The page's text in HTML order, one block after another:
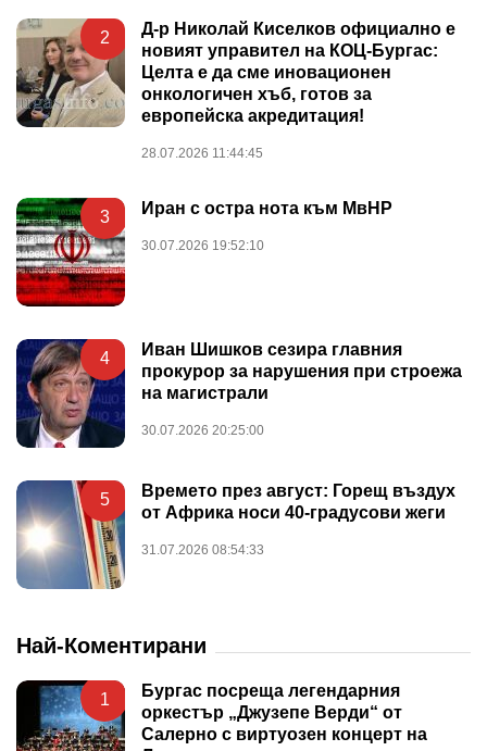
2
Д-р Николай Киселков официално е
новият управител на КОЦ-Бургас:
Целта е да сме иновационен
онкологичен хъб, готов за
европейска акредитация!
28.07.2026 11:44:45
3 Иран с остра нота към МвНР
30.07.2026 19:52:10
4
Иван Шишков сезира главния
прокурор за нарушения при строежа
на магистрали
30.07.2026 20:25:00
5
Времето през август: Горещ въздух
от Африка носи 40-градусови жеги
31.07.2026 08:54:33
Най-Коментирани
1
Бургас посреща легендарния
оркестър „Джузепе Верди“ от
Салерно с виртуозен концерт на